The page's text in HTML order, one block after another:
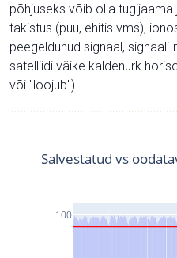
põhjuseks võib olla tugijaama
takistus (puu, ehitis vms),
peegeldunud signaal,
satelliidi väike kaldenurk
või "loojub").
100
Salvestatud vs